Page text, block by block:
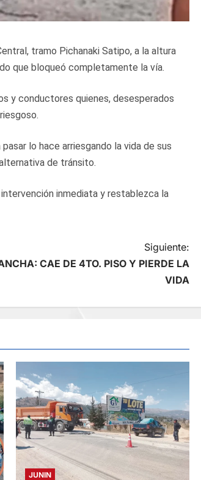
tramo Pichanaki Satipo, a la altura
que bloqueó completamente la vía.
y conductores quienes, desesperados
lo hace arriesgando la vida de sus
de tránsito.
inmediata y restablezca la
Siguiente:
CAE DE 4TO. PISO Y PIERDE LA
VIDA
JUNIN